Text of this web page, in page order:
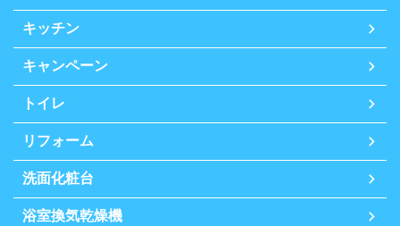
キッチン
キャンペーン
トイレ
リフォーム
洗面化粧台
浴室換気乾燥機